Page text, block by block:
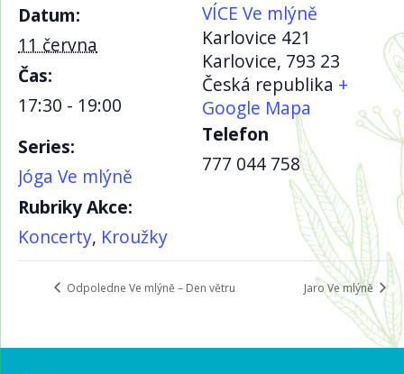
Datum:
11 června
Čas:
17:30 - 19:00
Series:
Jóga Ve mlýně
Rubriky Akce:
Koncerty, Kroužky
VÍCE Ve mlýně
Karlovice 421
Karlovice, 793 23
Česká republika +
Google Mapa
Telefon
777 044 758
Odpoledne Ve mlýně – Den větru Jaro Ve mlýně